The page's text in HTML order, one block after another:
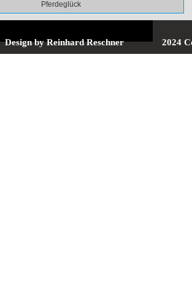
Pferdeglück
Design by Reinhard Reschner 2024